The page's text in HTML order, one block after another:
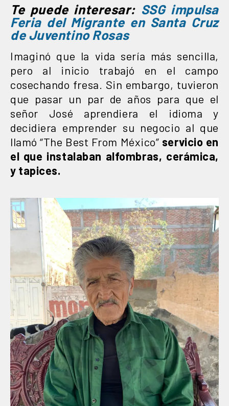
Te puede interesar: SSG impulsa
Feria del Migrante en Santa Cruz
de Juventino Rosas
Imaginó que la vida sería más sencilla,
pero al inicio trabajó en el campo
cosechando fresa. Sin embargo, tuvieron
que pasar un par de años para que el
señor José aprendiera el idioma y
decidiera emprender su negocio al que
llamó “The Best From México” servicio en
el que instalaban alfombras, cerámica,
y tapices.